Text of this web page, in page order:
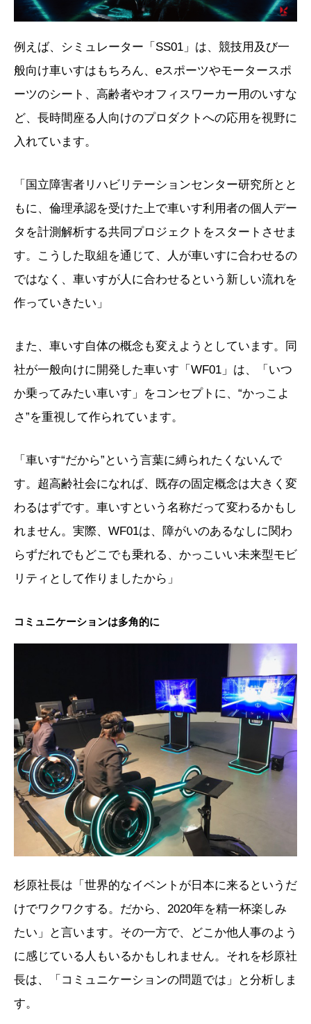
例えば、シミュレーター「SS01」は、競技用及び一
般向け車いすはもちろん、eスポーツやモータースポ
ーツのシート、高齢者やオフィスワーカー用のいすな
ど、長時間座る人向けのプロダクトへの応用を視野に
入れています。
「国立障害者リハビリテーションセンター研究所とと
もに、倫理承認を受けた上で車いす利用者の個人デー
タを計測解析する共同プロジェクトをスタートさせま
す。こうした取組を通じて、人が車いすに合わせるの
ではなく、車いすが人に合わせるという新しい流れを
作っていきたい」
また、車いす自体の概念も変えようとしています。同
社が一般向けに開発した車いす「WF01」は、「いつ
か乗ってみたい車いす」をコンセプトに、“かっこよ
さ”を重視して作られています。
「車いす“だから”という言葉に縛られたくないんで
す。超高齢社会になれば、既存の固定概念は大きく変
わるはずです。車いすという名称だって変わるかもし
れません。実際、WF01は、障がいのあるなしに関わ
らずだれでもどこでも乗れる、かっこいい未来型モビ
リティとして作りましたから」
コミュニケーションは多角的に
杉原社長は「世界的なイベントが日本に来るというだ
けでワクワクする。だから、2020年を精一杯楽しみ
たい」と言います。その一方で、どこか他人事のよう
に感じている人もいるかもしれません。それを杉原社
長は、「コミュニケーションの問題では」と分析しま
す。